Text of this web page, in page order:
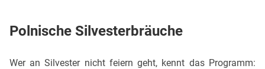
Polnische Silvesterbräuche
Wer an Silvester nicht feiern geht, kennt das Programm: